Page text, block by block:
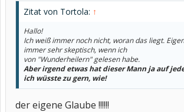
Zitat von Tortola: ↑
Hallo!
Ich weiß immer noch nicht, woran das liegt.
immer sehr skeptisch, wenn ich
von "Wunderheilern" gelesen habe.
Aber irgend etwas hat dieser Mann ja auf
ich wüsste zu gern, wie!
der eigene Glaube !!!!!!